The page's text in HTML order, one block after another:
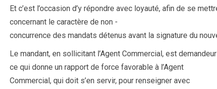
Et c’est l’occasion d’y répondre avec loyauté, afin de se
concernant le caractère de non -
concurrence des mandats détenus avant la signature du
Le mandant, en sollicitant l’Agent Commercial, est
ce qui donne un rapport de force favorable à l’Agent
Commercial, qui doit s’en servir, pour renseigner avec